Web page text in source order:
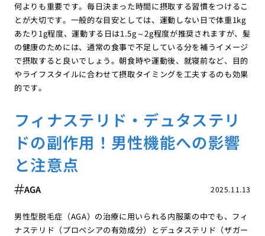
何よりも重要です。毎日決まった時間に摂取する習慣をつけるこ
とが大切です。一般的な目安としては、運動しない日で体重1kg
あたり1g程度、運動する日は1.5g～2g程度が推奨されますが、髪
の健康のためには、通常の食事で不足している分を補うイメージ
で摂取すると良いでしょう。朝食時や運動後、就寝前など、目的
やライフスタイルに合わせて摂取タイミングを工夫するのも効果
的です。
フィナステリド・デュタステリ
ドの副作用！男性機能への影響
と注意点
2025.11.13
AGA
男性型脱毛症（AGA）の治療に用いられる内服薬の中でも、フィ
ナステリド（プロペシアの有効成分）とデュタステリド（ザガー